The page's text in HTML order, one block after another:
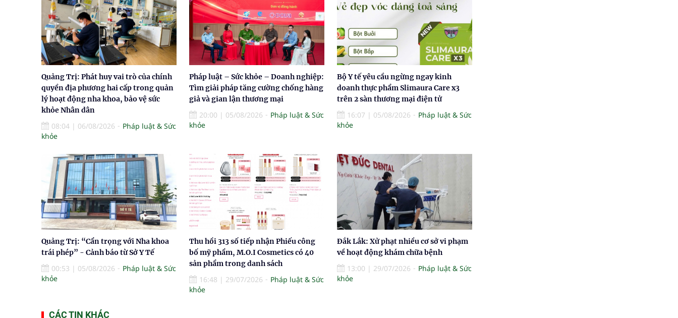
Quảng Trị: Phát huy vai trò của chính
quyền địa phương hai cấp trong quản
lý hoạt động nha khoa, bảo vệ sức
khỏe Nhân dân
08:04 | 06/08/2026
Pháp luật & Sức
khỏe
Pháp luật – Sức khỏe – Doanh nghiệp:
Tìm giải pháp tăng cường chống hàng
giả và gian lận thương mại
20:00 | 05/08/2026
Pháp luật & Sức
khỏe
Bộ Y tế yêu cầu ngừng ngay kinh
doanh thực phẩm Slimaura Care x3
trên 2 sàn thương mại điện tử
16:07 | 05/08/2026
Pháp luật & Sức
khỏe
Quảng Trị: “Cẩn trọng với Nha khoa
trái phép” - Cảnh báo từ Sở Y Tế
00:53 | 05/08/2026
Pháp luật & Sức
khỏe
Thu hồi 313 số tiếp nhận Phiếu công
bố mỹ phẩm, M.O.I Cosmetics có 40
sản phẩm trong danh sách
16:48 | 29/07/2026
Pháp luật & Sức
khỏe
Đắk Lắk: Xử phạt nhiều cơ sở vi phạm
về hoạt động khám chữa bệnh
13:00 | 29/07/2026
Pháp luật & Sức
khỏe
CÁC TIN KHÁC